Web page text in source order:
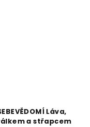
Láva,
a střapcem